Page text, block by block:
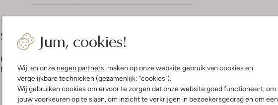
Jum, cookies!
Wij, en onze negen partners, maken op onze website gebruik van cookies en
vergelijkbare technieken (gezamenlijk: "cookies").
Wij gebruiken cookies om ervoor te zorgen dat onze website goed functioneert, om
jouw voorkeuren op te slaan, om inzicht te verkrijgen in bezoekersgedrag en om een
Samenstelling & Pasvorm
Kleur:
Materiaal buitenkant:Leer